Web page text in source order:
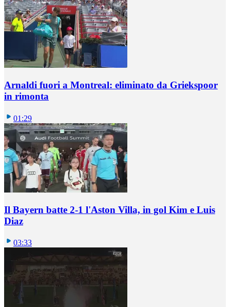
Arnaldi fuori a Montreal: eliminato da Griekspoor
in rimonta
01:29
Il Bayern batte 2-1 l'Aston Villa, in gol Kim e Luis
Diaz
03:33